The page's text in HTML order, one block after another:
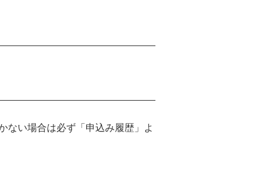
ない場合は必ず「申込み履歴」よ